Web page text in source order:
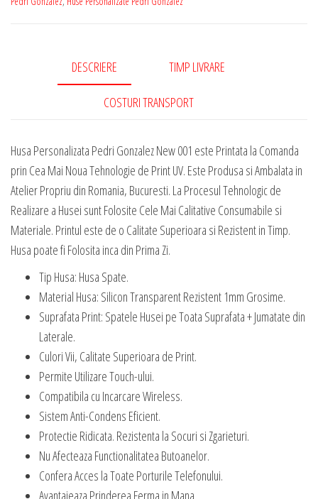
DESCRIERE TIMP LIVRARE
COSTURI TRANSPORT
Husa Personalizata Pedri Gonzalez New 001 este Printata la Comanda
prin Cea Mai Noua Tehnologie de Print UV. Este Produsa si Ambalata in
Atelier Propriu din Romania, Bucuresti. La Procesul Tehnologic de
Realizare a Husei sunt Folosite Cele Mai Calitative Consumabile si
Materiale. Printul este de o Calitate Superioara si Rezistent in Timp.
Husa poate fi Folosita inca din Prima Zi.
Tip Husa: Husa Spate.
Material Husa: Silicon Transparent Rezistent 1mm Grosime.
Suprafata Print: Spatele Husei pe Toata Suprafata + Jumatate din
Laterale.
Culori Vii, Calitate Superioara de Print.
Permite Utilizare Touch-ului.
Compatibila cu Incarcare Wireless.
Sistem Anti-Condens Eficient.
Protectie Ridicata. Rezistenta la Socuri si Zgarieturi.
Nu Afecteaza Functionalitatea Butoanelor.
Confera Acces la Toate Porturile Telefonului.
Avantajeaza Prinderea Ferma in Mana.